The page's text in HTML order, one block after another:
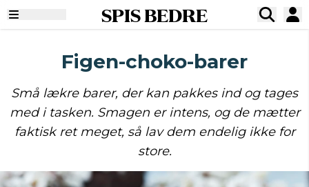
SPIS BEDRE
Figen-choko-barer
Små lækre barer, der kan pakkes ind og tages
med i tasken. Smagen er intens, og de mætter
faktisk ret meget, så lav dem endelig ikke for
store.